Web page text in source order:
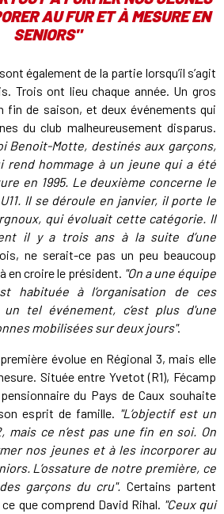
AU FUR ET À MESURE EN
SENIORS"
également de la partie lorsqu’il s’agit
Trois ont lieu chaque année. Un gros
fin de saison, et deux événements qui
du club malheureusement disparus.
Benoit-Motte, destinés aux garçons,
rend hommage à un jeune qui a été
en 1995. Le deuxième concerne le
Il se déroule en janvier, il porte le
qui évoluait cette catégorie. Il
il y a trois ans à la suite d’une
ne serait-ce pas un peu beaucoup
en croire le président. "On a une équipe
habituée à l’organisation de ces
un tel événement, c‘est plus d'une
mobilisées sur deux jours".
évolue en Régional 3, mais elle
Située entre Yvetot (R1), Fécamp
du Pays de Caux souhaite
esprit de famille. "L’objectif est un
mais ce n’est pas une fin en soi. On
nos jeunes et à les incorporer au
L’ossature de notre première, ce
garçons du cru". Certains partent
que comprend David Rihal. "Ceux qui